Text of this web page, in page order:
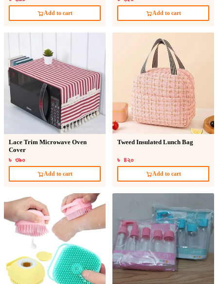
Add to cart Add to cart
Lace Trim Microwave Oven
Cover
৳ ৩৯০
Add to cart
Tweed Insulated Lunch Bag
৳ ৪২০
Add to cart